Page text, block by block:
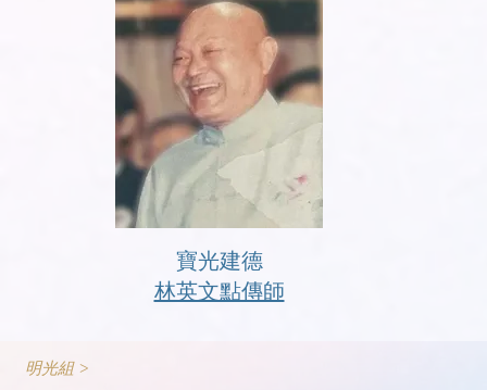
寶光建德
林英文點傳師
明光組 >